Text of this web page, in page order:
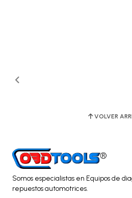
VOLVER
Somos especialistas en Equipos de
repuestos automotrices.